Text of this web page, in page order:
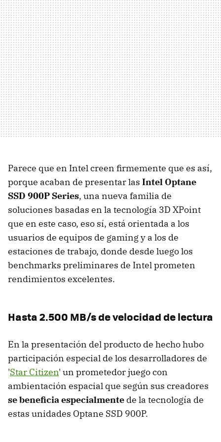
Parece que en Intel creen firmemente que es así,
porque acaban de presentar las Intel Optane
SSD 900P Series, una nueva familia de
soluciones basadas en la tecnología 3D XPoint
que en este caso, eso sí, está orientada a los
usuarios de equipos de gaming y a los de
estaciones de trabajo, donde desde luego los
benchmarks preliminares de Intel prometen
rendimientos excelentes.
Hasta 2.500 MB/s de velocidad de lectura
En la presentación del producto de hecho hubo
participación especial de los desarrolladores de
'Star Citizen' un prometedor juego con
ambientación espacial que según sus creadores
se beneficia especialmente de la tecnología de
estas unidades Optane SSD 900P.